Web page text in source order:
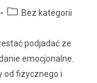
Bez kategorii
podjadać ze
emocjonalne.
od fizycznego i